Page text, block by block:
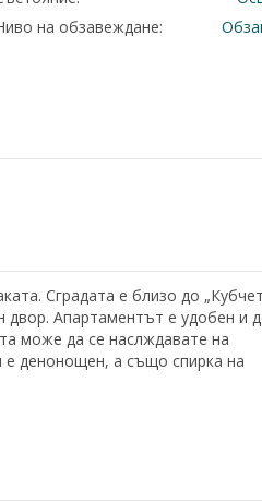
на обзавеждане:
Сградата е близо до
двор. Апартаментът е удобен и
може да се наслждавате на
е денонощен, а също спирка на